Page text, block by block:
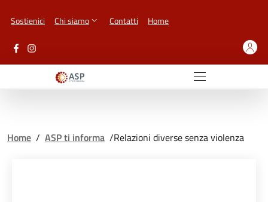
Sostienici Chi siamo Contatti Home
Home / ASP ti informa /Relazioni diverse senza violenza